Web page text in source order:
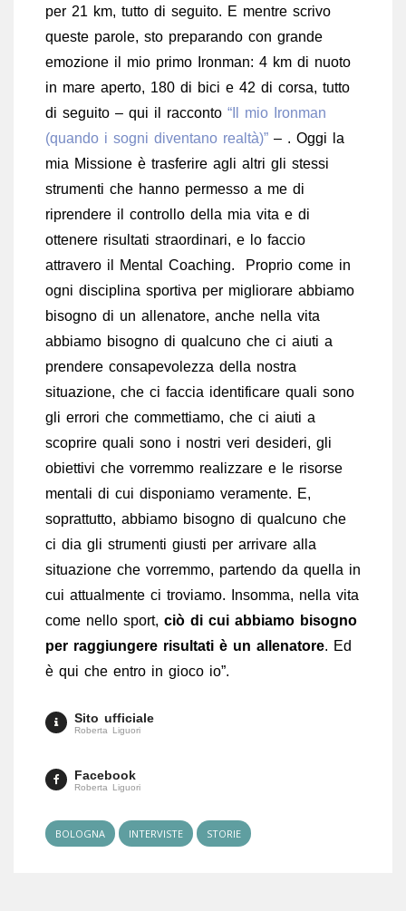
per 21 km, tutto di seguito. E mentre scrivo
queste parole, sto preparando con grande
emozione il mio primo Ironman: 4 km di nuoto
in mare aperto, 180 di bici e 42 di corsa, tutto
di seguito – qui il racconto “Il mio Ironman
(quando i sogni diventano realtà)” – . Oggi la
mia Missione è trasferire agli altri gli stessi
strumenti che hanno permesso a me di
riprendere il controllo della mia vita e di
ottenere risultati straordinari, e lo faccio
attravero il Mental Coaching. Proprio come in
ogni disciplina sportiva per migliorare abbiamo
bisogno di un allenatore, anche nella vita
abbiamo bisogno di qualcuno che ci aiuti a
prendere consapevolezza della nostra
situazione, che ci faccia identificare quali sono
gli errori che commettiamo, che ci aiuti a
scoprire quali sono i nostri veri desideri, gli
obiettivi che vorremmo realizzare e le risorse
mentali di cui disponiamo veramente. E,
soprattutto, abbiamo bisogno di qualcuno che
ci dia gli strumenti giusti per arrivare alla
situazione che vorremmo, partendo da quella in
cui attualmente ci troviamo. Insomma, nella vita
come nello sport, ciò di cui abbiamo bisogno
per raggiungere risultati è un allenatore. Ed
è qui che entro in gioco io”.
Sito ufficiale
Roberta Liguori
Facebook
Roberta Liguori
BOLOGNA INTERVISTE STORIE